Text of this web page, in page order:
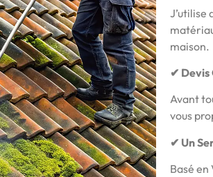
J’utilise
maison.
✔
Avant
vous
✔ Un
Basé